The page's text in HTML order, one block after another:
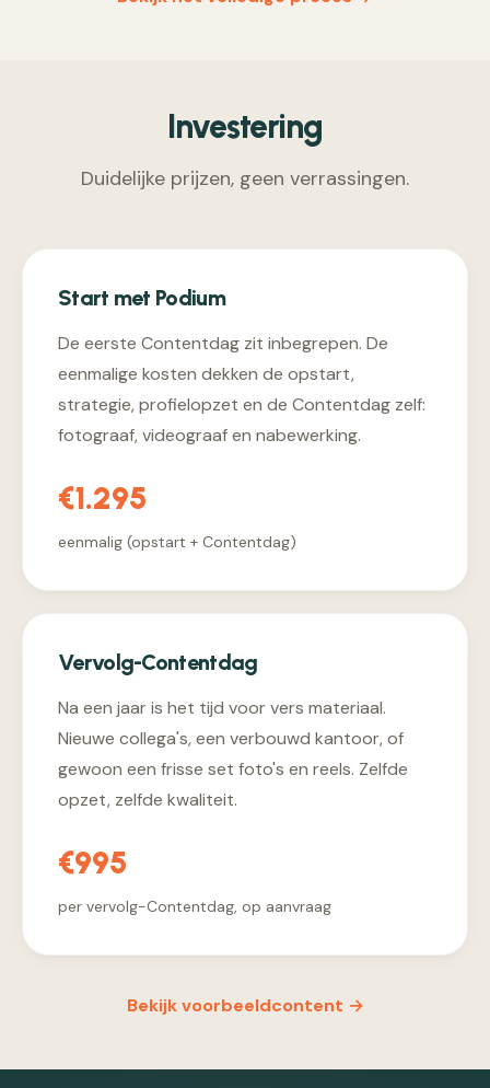
Investering
Duidelijke prijzen, geen verrassingen.
Start met Podium
De eerste Contentdag zit inbegrepen. De
eenmalige kosten dekken de opstart,
strategie, profielopzet en de Contentdag zelf:
fotograaf, videograaf en nabewerking.
€1.295
eenmalig (opstart + Contentdag)
Vervolg-Contentdag
Na een jaar is het tijd voor vers materiaal.
Nieuwe collega's, een verbouwd kantoor, of
gewoon een frisse set foto's en reels. Zelfde
opzet, zelfde kwaliteit.
€995
per vervolg-Contentdag, op aanvraag
Bekijk voorbeeldcontent →